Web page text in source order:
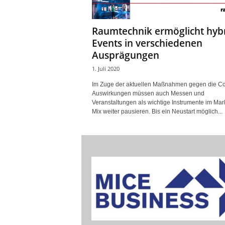
Raumtechnik ermöglicht
Events in verschiedenen
Ausprägungen
1. Juli 2020
Im Zuge der aktuellen Maßnahmen gegen die
Auswirkungen müssen auch Messen und
Veranstaltungen als wichtige Instrumente im
Mix weiter pausieren. Bis ein Neustart möglich...